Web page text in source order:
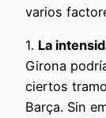
varios
1. La
Girona
ciertos
Barça. Sin